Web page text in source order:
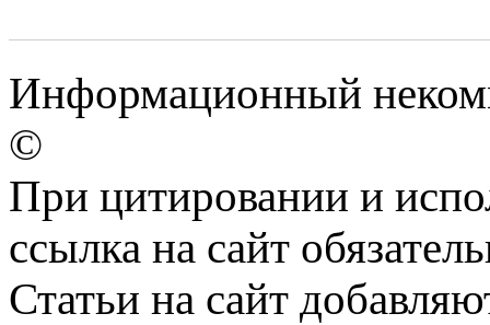
Информационный
©
При цитировании и
ссылка на сайт
Статьи на сайт